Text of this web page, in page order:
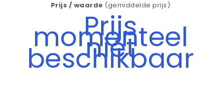
Prijs / waarde (gemiddelde prijs)
Prijs
momenteel
niet
beschikbaar